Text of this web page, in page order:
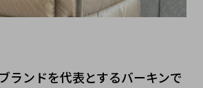
ランドを代表とするバーキンで